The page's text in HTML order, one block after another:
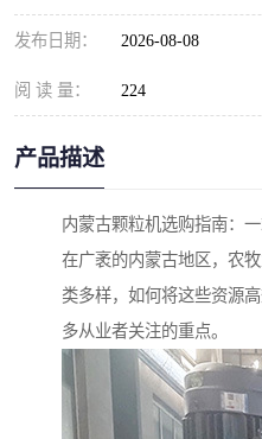
发布日期： 2026-08-08
阅 读 量： 224
产品描述
内蒙古颗粒机选购指南：
在广袤的内蒙古地区，农
类多样，如何将这些资源
多从业者关注的重点。